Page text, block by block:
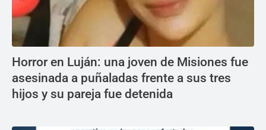
Horror en Luján: una joven de Misiones fue
asesinada a puñaladas frente a sus tres
hijos y su pareja fue detenida